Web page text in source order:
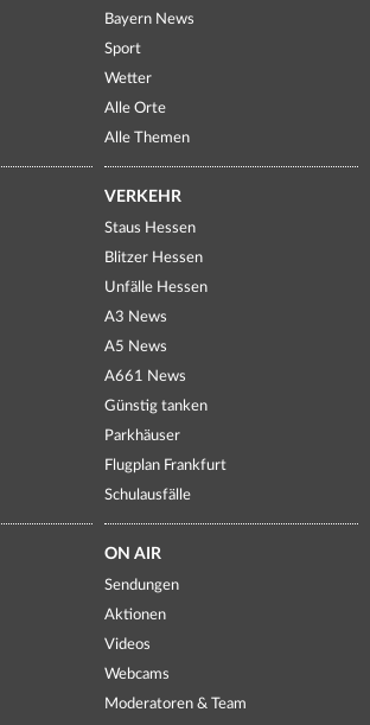
Bayern News
Sport
Wetter
Alle Orte
Alle Themen
VERKEHR
Staus Hessen
Blitzer Hessen
Unfälle Hessen
A3 News
A5 News
A661 News
Günstig tanken
Parkhäuser
Flugplan Frankfurt
Schulausfälle
ON AIR
Sendungen
Aktionen
Videos
Webcams
Moderatoren & Team